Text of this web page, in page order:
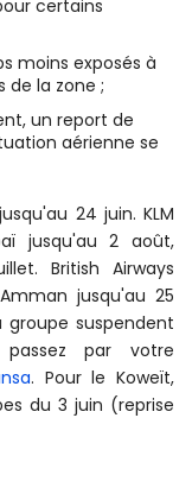
certains
moins exposés à
de la zone ;
un report de
aérienne se
24 juin. KLM
jusqu'au 2 août,
British Airways
jusqu'au 25
suspendent
par votre
. Pour le Koweït,
du 3 juin (reprise